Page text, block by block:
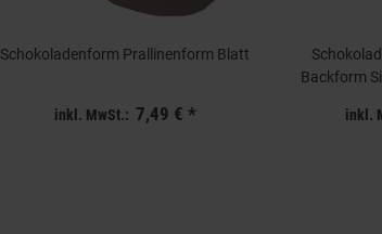
Schokoladenform Prallinenform Blatt
inkl. MwSt.: 7,49 € *
Backform
inkl.